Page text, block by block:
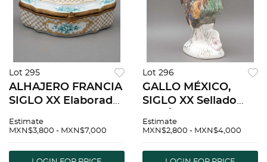
Lot 295
ALHAJERO FRANCIA
SIGLO XX Elaborado
Limoges Acabado
dorado Decorado
Estimate
MXN$3,800 - MXN$7,000
Lot 296
GALLO MÉXICO,
SIGLO XX Sellado
VALENCIA, S.A.
semiporcelana
Estimate
MXN$2,800 - MXN$4,000